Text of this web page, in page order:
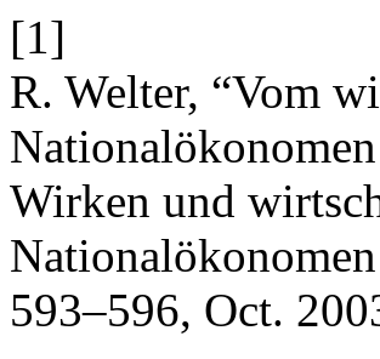
[1]
R. Welter, “Vom
Wirken und
593–596, Oct.